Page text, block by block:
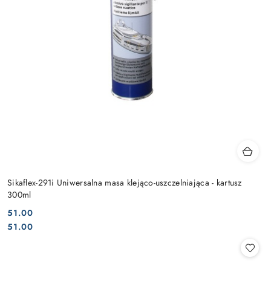
Sikaflex-291i Uniwersalna masa klejąco-uszczelniająca - kartusz
300ml
Cena:
51.00
Cena:
51.00